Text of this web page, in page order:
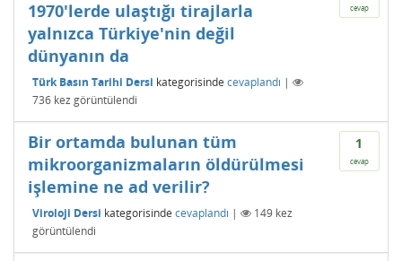
cevap
1970'lerde ulaştığı tirajlarla
yalnızca Türkiye'nin değil
dünyanın da
Türk Basın Tarihi Dersi kategorisinde cevaplandı |
736 kez görüntülendi
1
cevap
Bir ortamda bulunan tüm
mikroorganizmaların öldürülmesi
işlemine ne ad verilir?
Viroloji Dersi kategorisinde cevaplandı | 149 kez
görüntülendi